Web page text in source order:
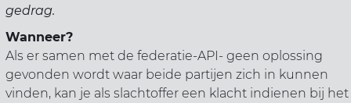
gedrag.
Wanneer?
Als er samen met de federatie-API- geen oplossing
gevonden wordt waar beide partijen zich in kunnen
vinden, kan je als slachtoffer een klacht indienen bij het